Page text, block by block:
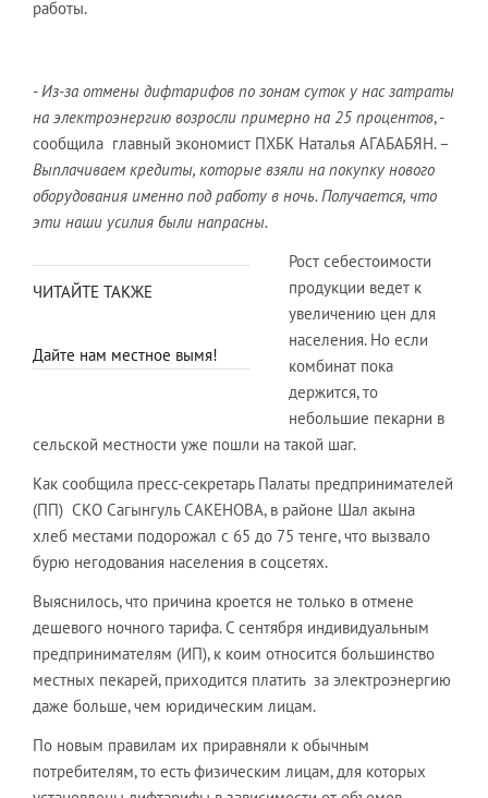
работы.
-Из-за отмены дифтарифов по зонам суток у нас затраты
на электроэнергию возросли примерно на 25 процентов, -
сообщила главный экономист ПХБК Наталья АГАБАБЯН. –
Выплачиваем кредиты, которые взяли на покупку нового
оборудования именно под работу в ночь. Получается, что
эти наши усилия были напрасны.
ЧИТАЙТЕ ТАКЖЕ
Дайте нам местное вымя!
Рост себестоимости
продукции ведет к
увеличению цен для
населения. Но если
комбинат пока
держится, то
небольшие пекарни в
сельской местности уже пошли на такой шаг.
Как сообщила пресс-секретарь Палаты предпринимателей
(ПП) СКО Сагынгуль САКЕНОВА, в районе Шал акына
хлеб местами подорожал с 65 до 75 тенге, что вызвало
бурю негодования населения в соцсетях.
Выяснилось, что причина кроется не только в отмене
дешевого ночного тарифа. С сентября индивидуальным
предпринимателям (ИП), к коим относится большинство
местных пекарей, приходится платить за электроэнергию
даже больше, чем юридическим лицам.
По новым правилам их приравняли к обычным
потребителям, то есть физическим лицам, для которых